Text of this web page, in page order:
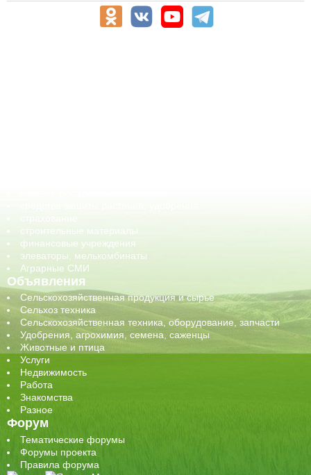
строительные материалы
финансовые учреждения
элеваторы, мелькомбинаты
Аграрные СМИ
Объявления
Сельскохозяйственная продукция и сырье
Сельхоз техника
Сельскохозяйственная техника, оборудование, запчасти
Удобрения, агрохимия, семена, саженцы
Животные и птица
Услуги
Недвижимость
Работа
Знакомства
Разное
Форум
Тематические форумы
Форумы проекта
Правила форума